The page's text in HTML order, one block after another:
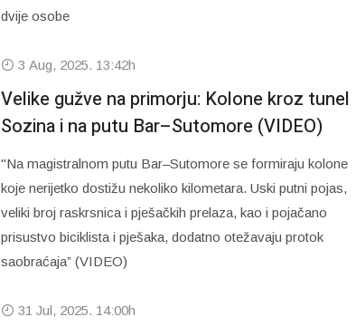
dvije osobe
3 Aug, 2025. 13:42h
Velike gužve na primorju: Kolone kroz tunel
Sozina i na putu Bar–Sutomore (VIDEO)
"Na magistralnom putu Bar–Sutomore se formiraju kolone
koje nerijetko dostižu nekoliko kilometara. Uski putni pojas,
veliki broj raskrsnica i pješačkih prelaza, kao i pojačano
prisustvo biciklista i pješaka, dodatno otežavaju protok
saobraćaja” (VIDEO)
31 Jul, 2025. 14:00h